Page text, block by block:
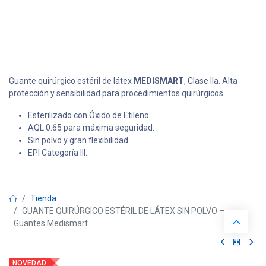
Guante quirúrgico estéril de látex MEDISMART, Clase IIa. Alta
protección y sensibilidad para procedimientos quirúrgicos.
Esterilizado con Óxido de Etileno.
AQL 0.65 para máxima seguridad.
Sin polvo y gran flexibilidad.
EPI Categoría III.
Tienda
GUANTE QUIRÚRGICO ESTÉRIL DE LÁTEX SIN POLVO –
Guantes Medismart
NOVEDAD